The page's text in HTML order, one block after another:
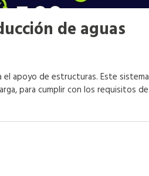
de aguas
apoyo de estructuras. Este sistema
para cumplir con los requisitos de